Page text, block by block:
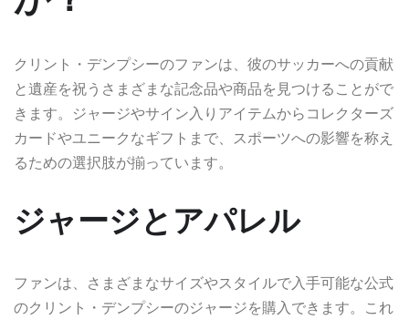
クリント・デンプシーのファンは、彼のサッカーへの貢献
と遺産を祝うさまざまな記念品や商品を見つけることがで
きます。ジャージやサイン入りアイテムからコレクターズ
カードやユニークなギフトまで、スポーツへの影響を称え
るための選択肢が揃っています。
ジャージとアパレル
ファンは、さまざまなサイズやスタイルで入手可能な公式
のクリント・デンプシーのジャージを購入できます。これ